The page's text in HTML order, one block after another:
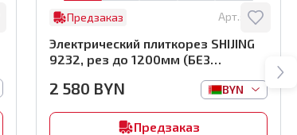
Предзаказ Арт.: 0761
Электрический плиткорез SHIJING
9232, рез до 1200мм (БЕЗ
2 580 BYN BYN
Предзаказ